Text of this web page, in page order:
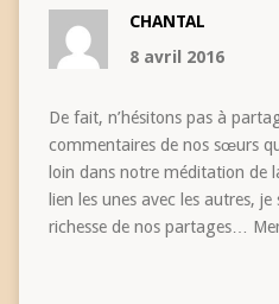
CHANTAL
8 avril 2016
De fait, n’hésitons pas à
commentaires de nos sœurs
loin dans notre méditation de
lien les unes avec les autres,
richesse de nos partages…